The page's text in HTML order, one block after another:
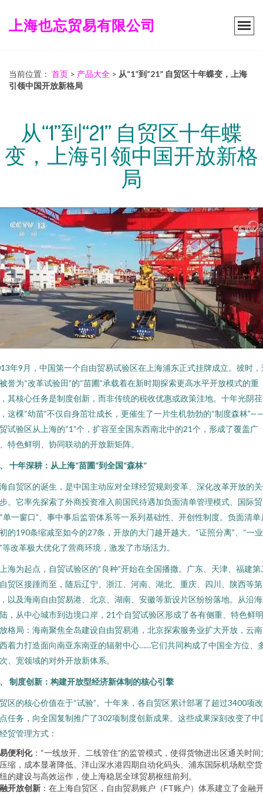
上海也忘贸易有限公司
当前位置： 首页 > 产品大全 > 从“1”到“21” 自贸区十年蝶变，上海
引领中国开放新格局
从“1”到“21” 自贸区十年蝶
变，上海引领中国开放新格
局
年9月，中国第一个自由贸易试验区在上海浦东正式挂牌成立。彼时，
誉为“改革试验田”的“苗圃”承载着在新时期探索更高水平开放模式的重
其核心任务是制度创新，而非传统的税收优惠或政策洼地。十年光阴荏
这棵“幼苗”不仅自身茁壮成长，更催生了一片生机勃勃的“制度森林
试验区从上海的“1”个，扩容至全国东西南北中的21个，形成了覆盖广
特色鲜明、协同联动的开放新矩阵。
十年深耕：从上海“苗圃”到全国“森林”
自贸区的诞生，是中国主动应对全球经贸规则变革、深化改革开放的
。它率先探索了外商投资准入前国民待遇加负面清单管理模式、国际贸
单一窗口”、事中事后监管体系等一系列基础性、开创性制度。负面清单
的190条缩减至如今的27条，开放的大门越开越大。“证照分离”、“一
等改革极大优化了营商环境，激发了市场活力。
海为起点，自贸试验区的“良种”开始在全国播撒。广东、天津、福建第
贸区接踵而至，随后辽宁、浙江、河南、湖北、重庆、四川、陕西等
以及海南自由贸易港、北京、湖南、安徽等新设片区纷纷落地。从沿
，从中心城市到边境口岸，21个自贸试验区形成了各有侧重、特色鲜
格局：海南聚焦全岛建设自由贸易港，北京探索服务业扩大开放，云
着力打造面向南亚东南亚的辐射中心……它们共同构成了中国全方位、
、宽领域的对外开放新体系。
制度创新：构建开放型经济新体制的核心引擎
区的核心价值在于“试验”。十年来，各自贸区累计部署了超过3400项
任务，向全国复制推广了302项制度创新成果。这些成果深刻改变了中
贸管理方式：
便利化：“一线放开、二线管住”的监管模式，使得货物进出区通关时间
缩，成本显著降低。洋山深水港四期自动化码头、浦东国际机场航空
的建设与高效运作，使上海稳居全球贸易枢纽前列。
开放创新 ：在上海自贸区，自由贸易账户（FT账户）体系建立了金融